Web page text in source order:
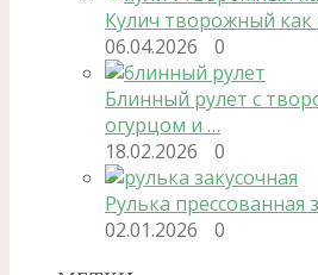
Кулич творожный
06.04.2026
0
Блинный рулет с
огурцом и …
18.02.2026
0
Рулька прессованная
02.01.2026
0